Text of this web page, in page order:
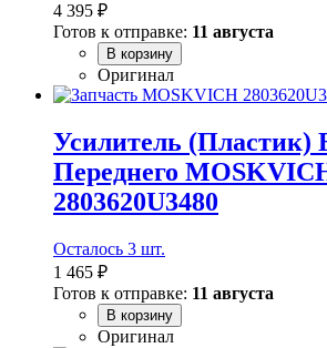
4 395 ₽
Готов к отправке: 11 августа
В корзину
Оригинал
Усилитель (Пластик)
Переднего
2803620U3480
Осталось 3 шт.
1 465 ₽
Готов к отправке: 11 августа
В корзину
Оригинал